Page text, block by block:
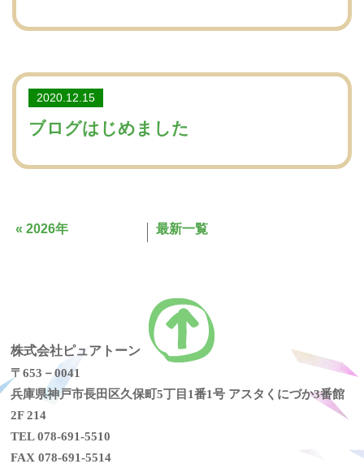
2020.12.15
ブログはじめました
« 2026年 最新一覧
株式会社ピュアトーン
〒653－0041
兵庫県神戸市長田区久保町5丁目1番1号 アスタくにづか3番館
2F 214
TEL 078-691-5510
FAX 078-691-5514